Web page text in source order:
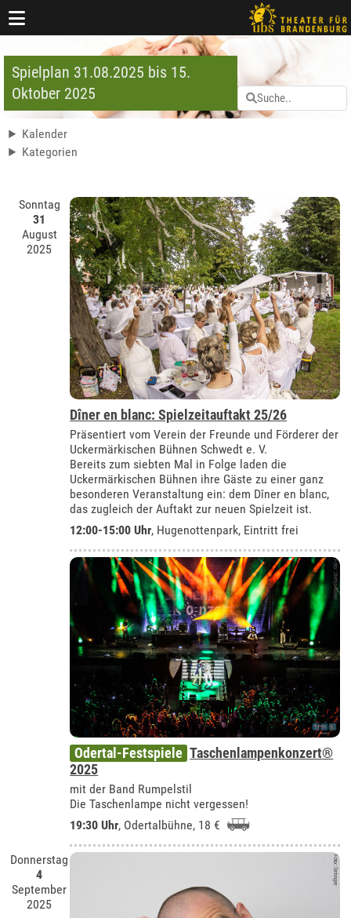
Spielplan 31.08.2025 bis 15.
Oktober 2025
Kalender
Kategorien
Sonntag
31
August
2025
Dîner en blanc: Spielzeitauftakt 25/26
Präsentiert vom Verein der Freunde und Förderer der
Uckermärkischen Bühnen Schwedt e. V.
Bereits zum siebten Mal in Folge laden die
Uckermärkischen Bühnen ihre Gäste zu einer ganz
besonderen Veranstaltung ein: dem Dîner en blanc,
das zugleich der Auftakt zur neuen Spielzeit ist.
12:00-15:00 Uhr, Hugenottenpark, Eintritt frei
Odertal-Festspiele Taschenlampenkonzert®
2025
mit der Band Rumpelstil
Die Taschenlampe nicht vergessen!
19:30 Uhr, Odertalbühne, 18 €
Donnerstag
4
September
2025